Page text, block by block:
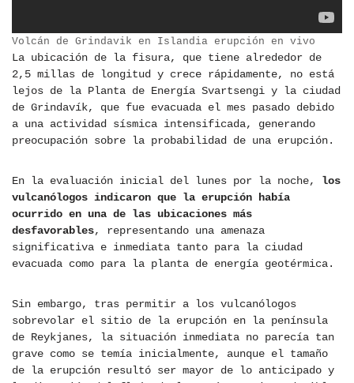
Volcán de Grindavik en Islandia erupción en vivo
La ubicación de la fisura, que tiene alrededor de
2,5 millas de longitud y crece rápidamente, no está
lejos de la Planta de Energía Svartsengi y la ciudad
de Grindavík, que fue evacuada el mes pasado debido
a una actividad sísmica intensificada, generando
preocupación sobre la probabilidad de una erupción.
En la evaluación inicial del lunes por la noche, los
vulcanólogos indicaron que la erupción había
ocurrido en una de las ubicaciones más
desfavorables, representando una amenaza
significativa e inmediata tanto para la ciudad
evacuada como para la planta de energía geotérmica.
Sin embargo, tras permitir a los vulcanólogos
sobrevolar el sitio de la erupción en la península
de Reykjanes, la situación inmediata no parecía tan
grave como se temía inicialmente, aunque el tamaño
de la erupción resultó ser mayor de lo anticipado y